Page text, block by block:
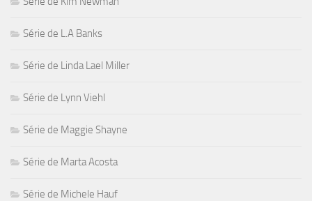
Série de L.A Banks
Série de Linda Lael Miller
Série de Lynn Viehl
Série de Maggie Shayne
Série de Marta Acosta
Série de Michele Hauf